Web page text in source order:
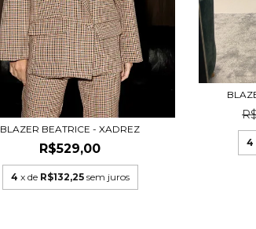
BLAZER BEATRICE - XADREZ
R$529,00
4 x de R$132,25 sem juros
4